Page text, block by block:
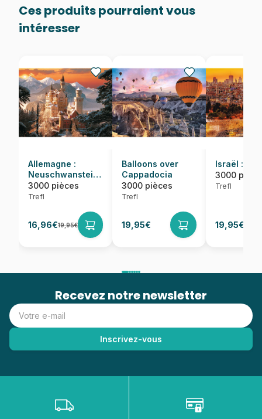
Ces produits pourraient vous
intéresser
Allemagne :
Neuschwanstein
sous la neige
3000 pièces
Trefl
16,96€19,95€
Balloons over
Cappadocia
3000 pièces
Trefl
19,95€
Israël :
3000
Trefl
19,95€
Recevez notre newsletter